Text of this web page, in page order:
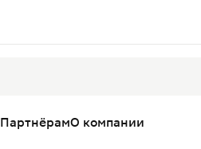
ПартнёрамО компании